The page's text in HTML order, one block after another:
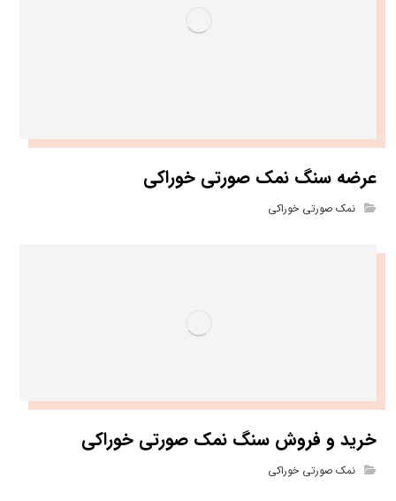
عرضه سنگ نمک صورتی خوراکی
نمک صورتی خوراکی
خرید و فروش سنگ نمک صورتی خوراکی
نمک صورتی خوراکی